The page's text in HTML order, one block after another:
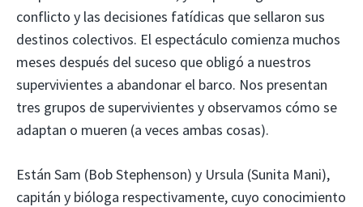
conflicto y las decisiones fatídicas que sellaron sus
destinos colectivos. El espectáculo comienza muchos
meses después del suceso que obligó a nuestros
supervivientes a abandonar el barco. Nos presentan
tres grupos de supervivientes y observamos cómo se
adaptan o mueren (a veces ambas cosas).
Están Sam (Bob Stephenson) y Ursula (Sunita Mani),
capitán y bióloga respectivamente, cuyo conocimiento